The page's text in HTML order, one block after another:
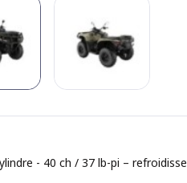
- 40 ch / 37 lb-pi –